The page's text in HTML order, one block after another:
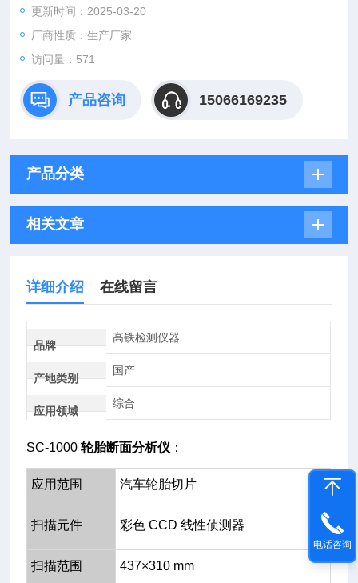
更新时间：2025-03-20
厂商性质：生产厂家
访问量：571
产品咨询 15066169235
产品分类
相关文章
详细介绍 在线留言
品牌
高铁检测仪器
产地类别
国产
应用领域
综合
SC-1000轮胎断面分析仪 ：
应用范围 汽车轮胎切片
扫描元件 彩色 CCD 线性侦测器
扫描范围 437×310 mm
电话咨询